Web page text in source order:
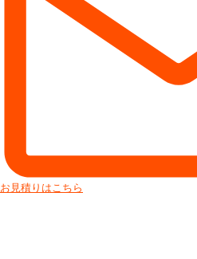
お見積りはこちら